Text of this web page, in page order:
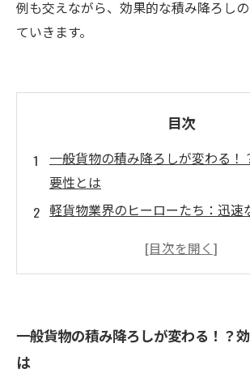
例も交えながら、効果的な積み降ろし
ていきます。
目次
一般貨物の積み降ろしが変わる！
要性とは
軽貨物業界のヒーローたち：迅速
失敗続きの積み降ろし、そこから
ョンの重要性
一般貨物の積み降ろしが変わる！？
は